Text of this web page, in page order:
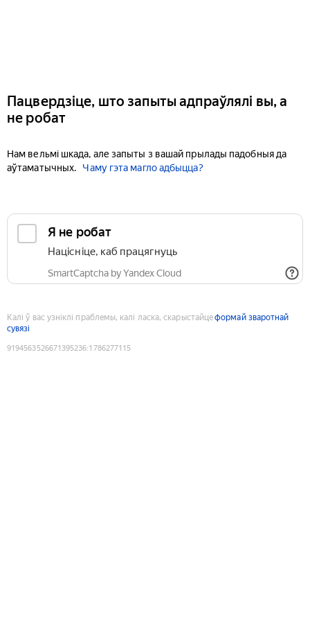
Пацвердзіце, што запыты адпраўлялі вы, а
не робат
Нам вельмі шкада, але запыты з вашай прылады падобныя да
аўтаматычных.
Чаму гэта магло адбыцца?
Я не робат
Націсніце, каб працягнуць
SmartCaptcha by Yandex Cloud
Калі ў вас узніклі праблемы, калі ласка, скарыстайцеформай зваротнай
сувязі
9194563526671395236:1786277115